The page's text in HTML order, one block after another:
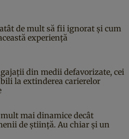
atât de mult să fii ignorat și cum
experiență
din medii defavorizate, cei
la extinderea carierelor
mult mai dinamice decât
de știință. Au chiar și un